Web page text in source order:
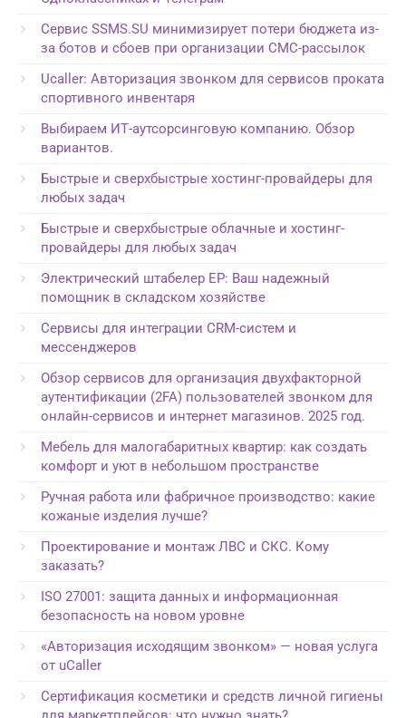
Сервис SSMS.SU минимизирует потери бюджета из-
за ботов и сбоев при организации СМС-рассылок
Ucaller: Авторизация звонком для сервисов проката
спортивного инвентаря
Выбираем ИТ-аутсорсинговую компанию. Обзор
вариантов.
Быстрые и сверхбыстрые хостинг-провайдеры для
любых задач
Быстрые и сверхбыстрые облачные и хостинг-
провайдеры для любых задач
Электрический штабелер EP: Ваш надежный
помощник в складском хозяйстве
Сервисы для интеграции CRM-систем и
мессенджеров
Обзор сервисов для организация двухфакторной
аутентификации (2FA) пользователей звонком для
онлайн-сервисов и интернет магазинов. 2025 год.
Мебель для малогабаритных квартир: как создать
комфорт и уют в небольшом пространстве
Ручная работа или фабричное производство: какие
кожаные изделия лучше?
Проектирование и монтаж ЛВС и СКС. Кому
заказать?
ISO 27001: защита данных и информационная
безопасность на новом уровне
«Авторизация исходящим звонком» — новая услуга
от uCaller
Сертификация косметики и средств личной гигиены